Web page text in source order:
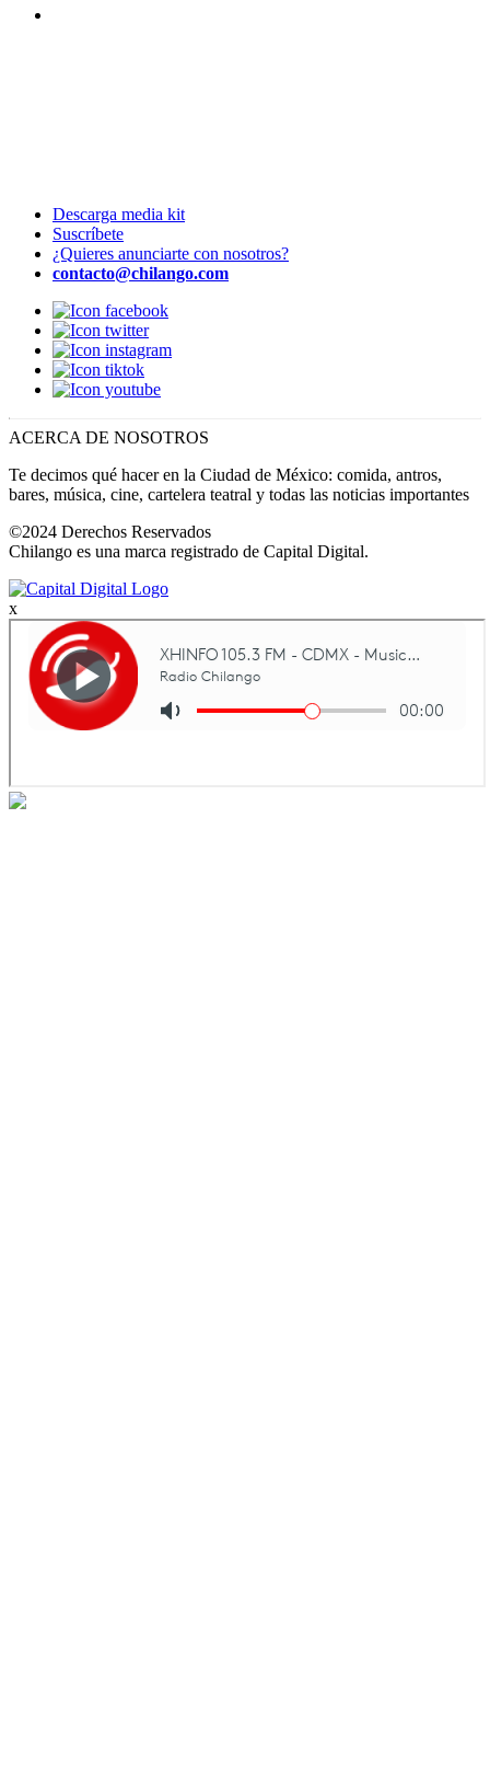
Descarga media kit
Suscríbete
¿Quieres anunciarte con nosotros?
contacto@chilango.com
ACERCA DE NOSOTROS
Te decimos qué hacer en la Ciudad de México: comida, antros,
bares, música, cine, cartelera teatral y todas las noticias importantes
©2024 Derechos Reservados
Chilango es una marca registrado de Capital Digital.
x